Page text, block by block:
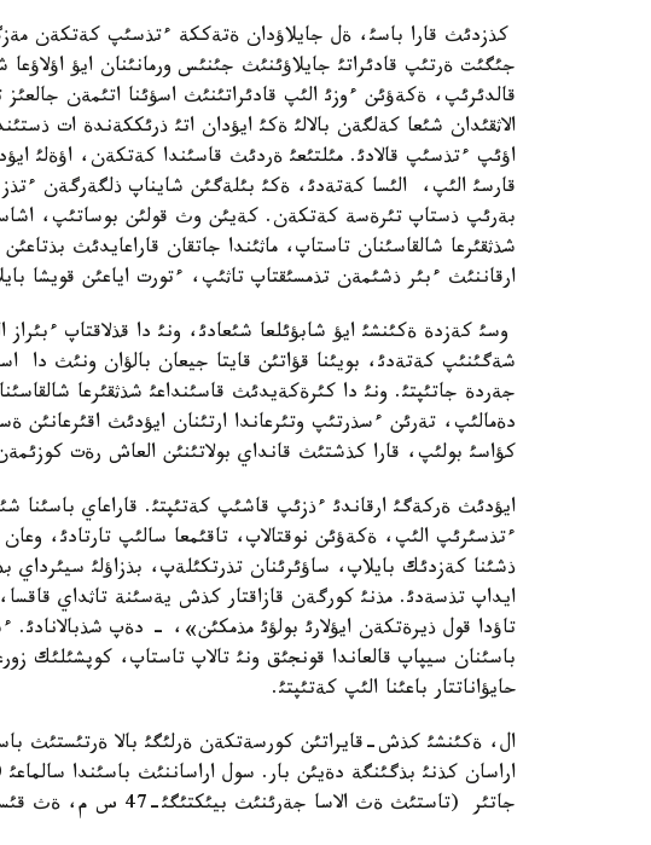
كذزدئث قارا باسئ، ةل جايلاؤدان ةتةككة ءتذسئپ كةتكةن
جئگئت ةرتئپ قادئراتئ جايلاؤئنئث جئنئس ورمانئنان ايؤ
قالدئرئپ، ةكةؤئن ءوزئ الئپ قادئراتئنئث اسؤئنا اتئمةن
الاثقئدان شئعا كةلگةن بالالئ ةكئ ايؤدان اتئ ذرئككةندة ات
اؤئپ ءتذسئپ قالادئ. مئلتئعئ ةردئث قاسئندا كةتكةن، اؤةلئ
قارسئ الئپ، الئسا كةتةدئ، ةكئ بئلةگئن شايناپ ذلگةرگةن
بةرئپ ذستاپ تئرةسة كةتكةن. كةيئن وث قولئن بوساتئپ،
شذثقئرعا شالقاسئنان تاستاپ، ماثئندا جاتقان قاراعايدئث
ارقاننئث ءبئر ذشئمةن تذمسئقتاپ تاثئپ، ءتورت اياعئن قويشا
وسئ كةزدة ةكئنشئ ايؤ شابؤئلعا شئعادئ، ونئ دا قذلاقتاپ
شةگئنئپ كةتةدئ، بويئنا قؤاتئن قايتا جيعان بالؤان ونئث دا
جةردة جاتئپتئ. ونئ دا كئرةكةيدئث قاسئنداعئ شذثقئرعا
دةمالئپ، تةرئن ءسذرتئپ وتئرعاندا ارتئنان ايؤدئث
كؤاسئ بولئپ، قارا كذشتئث قانداي بولاتئنئن العاش رةت
ايؤدئث ةركةگئ ارقاندئ ءذزئپ قاشئپ كةتئپتئ. قاراعاي
ءتذسئرئپ الئپ، ةكةؤئن نوقتالاپ، تاقئمعا سالئپ تارتادئ،
ذشئنا كةزدئك بايلاپ، ساؤئرئنان تذرتكئلةپ، بذزاؤلئ سيئرداي
ايداپ تذسةدئ. مذنئ كورگةن قازاقتار كذش يةسئنة تاثداي
تاؤدا قول ذيرةتكةن ايؤلارئ بولؤئ مذمكئن»، - دةپ شذبالانادئ.
باسئنان سيپاپ قالعاندا قونجئق ونئ تالاپ تاستاپ، كوپشئلئك
حايؤاناتتار باعئنا الئپ كةتئپتئ.
ال، ةكئنشئ كذش-قايراتئن كورسةتكةن ةرلئگئ بالا ةرتئستئث
جاتئر (تاستئث ةث الاسا جةرئنئث بيئكتئگئ-47 س م، ةث قئسقا ةنئ-81 س م، ذزئندئعئ 106 س م).